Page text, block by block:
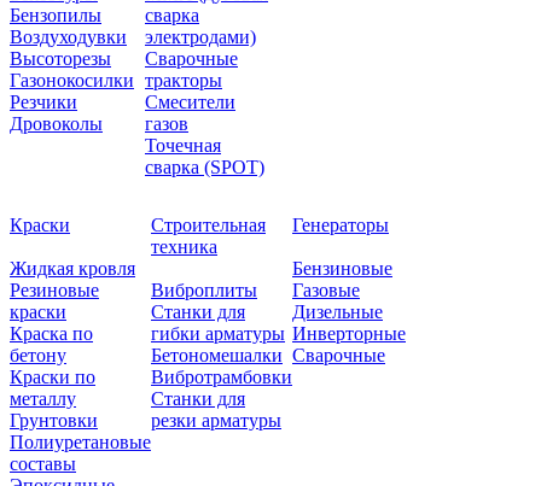
Бензопилы
Воздуходувки
Высоторезы
Газонокосилки
Резчики
Дровоколы
сварка
электродами)
Сварочные
тракторы
Смесители
газов
Точечная
сварка (SPOT)
Краски
Жидкая кровля
Резиновые
краски
Краска по
бетону
Краски по
металлу
Грунтовки
Полиуретановые
составы
Строительная
техника
Виброплиты
Станки для
гибки арматуры
Бетономешалки
Вибротрамбовки
Станки для
резки арматуры
Генераторы
Бензиновые
Газовые
Дизельные
Инверторные
Сварочные